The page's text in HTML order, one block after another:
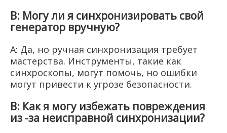
В: Могу ли я синхронизировать свой
генератор вручную?
A: Да, но ручная синхронизация требует
мастерства. Инструменты, такие как
синхроскопы, могут помочь, но ошибки
могут привести к угрозе безопасности.
В: Как я могу избежать повреждения
из -за неисправной синхронизации?